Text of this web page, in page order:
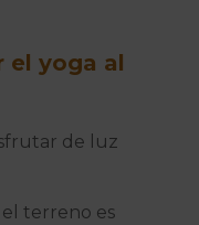
el yoga al
de luz
el terreno es